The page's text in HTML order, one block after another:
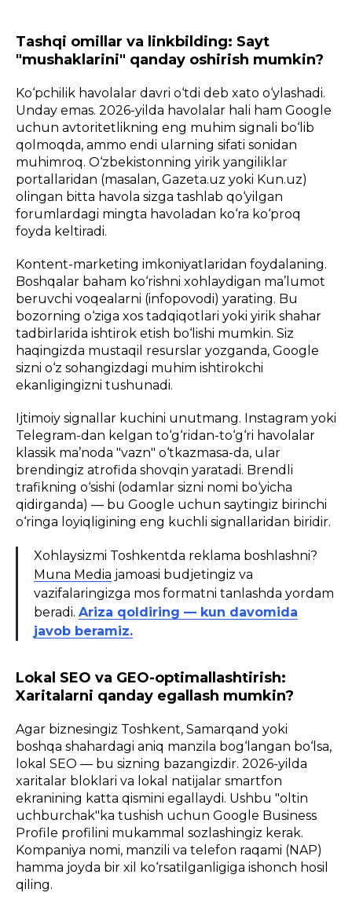
Tashqi omillar va linkbilding: Sayt
"mushaklarini" qanday oshirish mumkin?
Ko‘pchilik havolalar davri o‘tdi deb xato o‘ylashadi.
Unday emas. 2026-yilda havolalar hali ham Google
uchun avtoritetlikning eng muhim signali bo‘lib
qolmoqda, ammo endi ularning sifati sonidan
muhimroq. O‘zbekistonning yirik yangiliklar
portallaridan (masalan, Gazeta.uz yoki Kun.uz)
olingan bitta havola sizga tashlab qo‘yilgan
forumlardagi mingta havoladan ko‘ra ko‘proq
foyda keltiradi.
Kontent-marketing imkoniyatlaridan foydalaning.
Boshqalar baham ko‘rishni xohlaydigan ma’lumot
beruvchi voqealarni (infopovodi) yarating. Bu
bozorning o‘ziga xos tadqiqotlari yoki yirik shahar
tadbirlarida ishtirok etish bo‘lishi mumkin. Siz
haqingizda mustaqil resurslar yozganda, Google
sizni o‘z sohangizdagi muhim ishtirokchi
ekanligingizni tushunadi.
Ijtimoiy signallar kuchini unutmang. Instagram yoki
Telegram-dan kelgan to‘g‘ridan-to‘g‘ri havolalar
klassik ma’noda "vazn" o‘tkazmasa-da, ular
brendingiz atrofida shovqin yaratadi. Brendli
trafikning o‘sishi (odamlar sizni nomi bo‘yicha
qidirganda) — bu Google uchun saytingiz birinchi
o‘ringa loyiqligining eng kuchli signallaridan biridir.
Xohlaysizmi Toshkentda reklama boshlashni?
Muna Media jamoasi budjetingiz va
vazifalaringizga mos formatni tanlashda yordam
beradi. Ariza qoldiring — kun davomida
javob beramiz.
Lokal SEO va GEO-optimallashtirish:
Xaritalarni qanday egallash mumkin?
Agar biznesingiz Toshkent, Samarqand yoki
boshqa shahardagi aniq manzila bog‘langan bo‘lsa,
lokal SEO — bu sizning bazangizdir. 2026-yilda
xaritalar bloklari va lokal natijalar smartfon
ekranining katta qismini egallaydi. Ushbu "oltin
uchburchak"ka tushish uchun Google Business
Profile profilini mukammal sozlashingiz kerak.
Kompaniya nomi, manzili va telefon raqami (NAP)
hamma joyda bir xil ko‘rsatilganligiga ishonch hosil
qiling.